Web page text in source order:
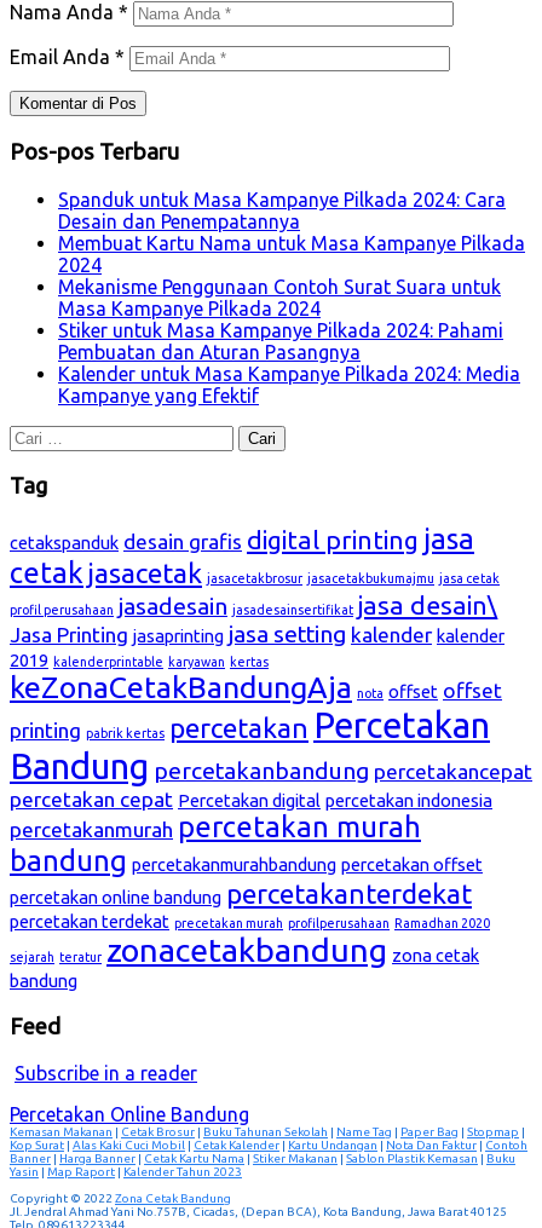
Nama Anda *
Email Anda *
Pos-pos Terbaru
Spanduk untuk Masa Kampanye Pilkada 2024: Cara
Desain dan Penempatannya
Membuat Kartu Nama untuk Masa Kampanye Pilkada
2024
Mekanisme Penggunaan Contoh Surat Suara untuk
Masa Kampanye Pilkada 2024
Stiker untuk Masa Kampanye Pilkada 2024: Pahami
Pembuatan dan Aturan Pasangnya
Kalender untuk Masa Kampanye Pilkada 2024: Media
Kampanye yang Efektif
Cari
untuk:
Tag
cetakspanduk desain grafis digital printing jasa
cetak jasacetak jasacetakbrosur jasacetakbukumajmu jasa cetak
profil perusahaan jasadesain jasadesainsertifikat jasa desain\
Jasa Printing jasaprinting jasa setting kalender kalender
2019 kalenderprintable karyawan kertas
keZonaCetakBandungAja nota offset offset
printing pabrik kertas percetakan Percetakan
Bandung percetakanbandung percetakancepat
percetakan cepat Percetakan digital percetakan indonesia
percetakanmurah percetakan murah
bandung percetakanmurahbandung percetakan offset
percetakan online bandung percetakanterdekat
percetakan terdekat precetakan murah profilperusahaan Ramadhan 2020
sejarah teratur zonacetakbandung zona cetak
bandung
Feed
Subscribe in a reader
Percetakan Online Bandung
Kemasan Makanan Cetak Brosur Buku Tahunan Sekolah Name Tag Paper Bag Stopmap
Kop Surat
Alas Kaki Cuci Mobil Cetak Kalender Kartu Undangan Nota Dan Faktur
Contoh
Banner
Harga Banner Cetak Kartu Nama Stiker Makanan Sablon Plastik Kemasan
Buku
Yasin
Map Raport
Kalender Tahun 2023
Copyright © 2022Zona Cetak Bandung
Jl. Jendral Ahmad Yani No.757B, Cicadas, (Depan BCA), Kota Bandung, Jawa Barat 40125